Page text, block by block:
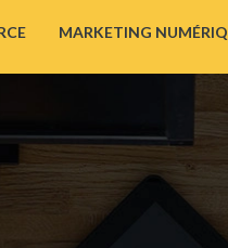
MARKETING